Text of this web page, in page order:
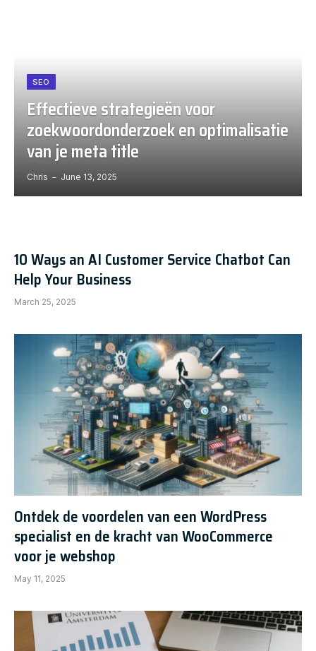
SEO
Effectieve strategieën voor
zoekwoordonderzoek en optimalisatie
van je meta title
Chris June 13, 2025
10 Ways an AI Customer Service Chatbot Can
Help Your Business
March 25, 2025
Ontdek de voordelen van een WordPress
specialist en de kracht van WooCommerce
voor je webshop
May 11, 2025